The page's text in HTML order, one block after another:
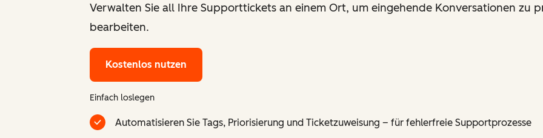
Verwalten Sie all Ihre Supporttickets an einem Ort, um eingehende Konversationen zu
bearbeiten.
Kostenlos nutzen
Einfach loslegen
Automatisieren Sie Tags, Priorisierung und Ticketzuweisung – für fehlerfreie Supportprozesse